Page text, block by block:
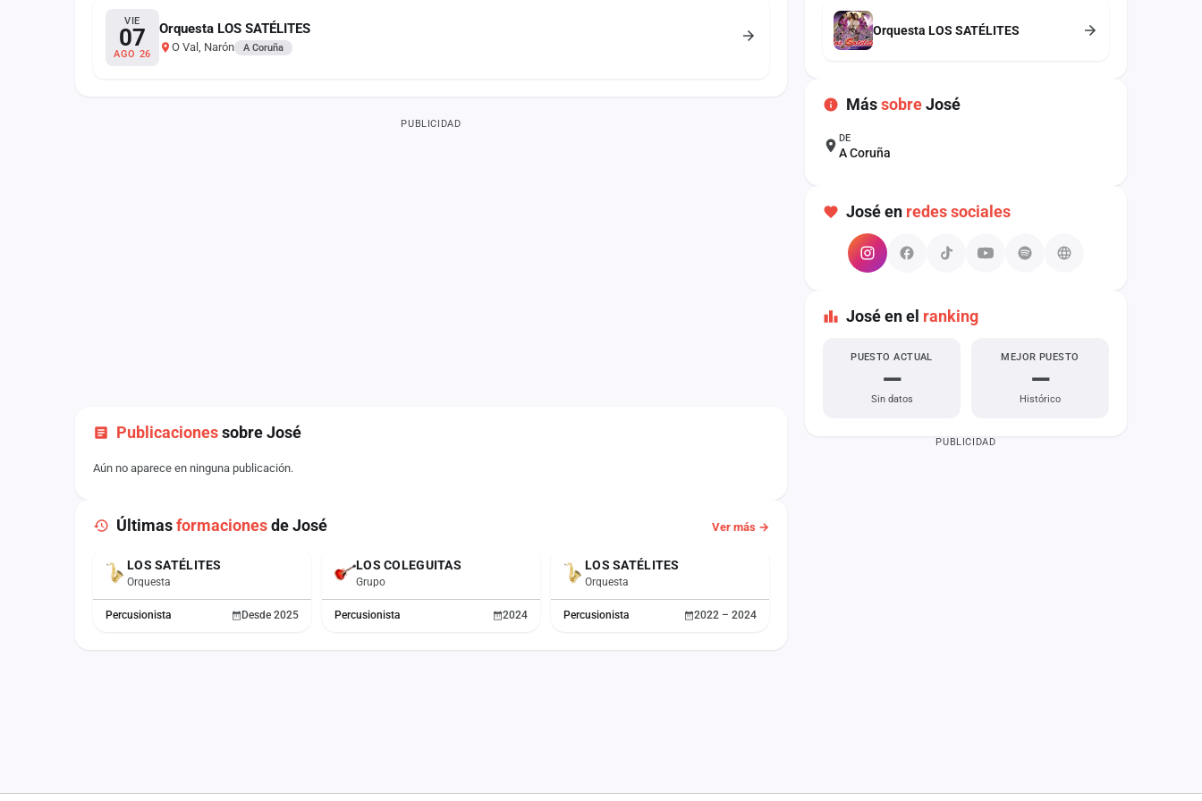
VIE
07
AGO 26
Orquesta LOS SATÉLITES
O Val, Narón A Coruña
PUBLICIDAD
Publicacionessobre José
Aún no aparece en ninguna publicación.
Últimasformacionesde José Ver más →
ACTUALLOS SATÉLITES
Orquesta
Percusionista Desde 2025
LOS COLEGUITAS
Grupo
Percusionista 2024
LOS SATÉLITES
Orquesta
Percusionista 2022 – 2024
Orquesta LOS SATÉLITES
MássobreJosé
DE
A Coruña
José en redes sociales
José en el ranking
PUESTO ACTUAL
—
Sin datos
MEJOR PUESTO
—
Histórico
PUBLICIDAD